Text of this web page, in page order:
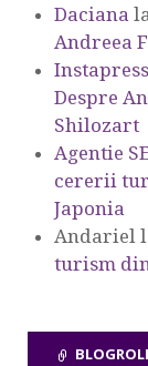
Daciana
Andreea
Despre
Shilozart
Agentie
cererii
Japonia
Andariel
turism